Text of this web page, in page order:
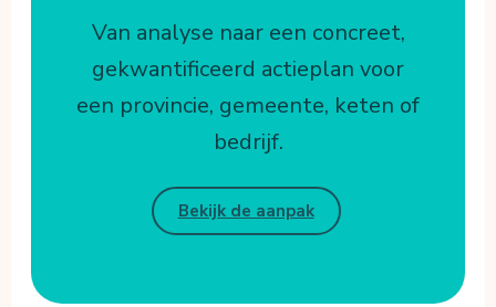
Van analyse naar een concreet,
gekwantificeerd actieplan voor
een provincie, gemeente, keten of
bedrijf.
Bekijk de aanpak